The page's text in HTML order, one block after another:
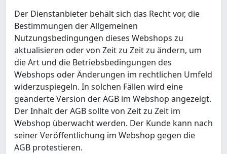
Der Dienstanbieter behält sich das Recht vor, die
Bestimmungen der Allgemeinen
Nutzungsbedingungen dieses Webshops zu
aktualisieren oder von Zeit zu Zeit zu ändern, um
die Art und die Betriebsbedingungen des
Webshops oder Änderungen im rechtlichen Umfeld
widerzuspiegeln. In solchen Fällen wird eine
geänderte Version der AGB im Webshop angezeigt.
Der Inhalt der AGB sollte von Zeit zu Zeit im
Webshop überwacht werden. Der Kunde kann nach
seiner Veröffentlichung im Webshop gegen die
AGB protestieren.